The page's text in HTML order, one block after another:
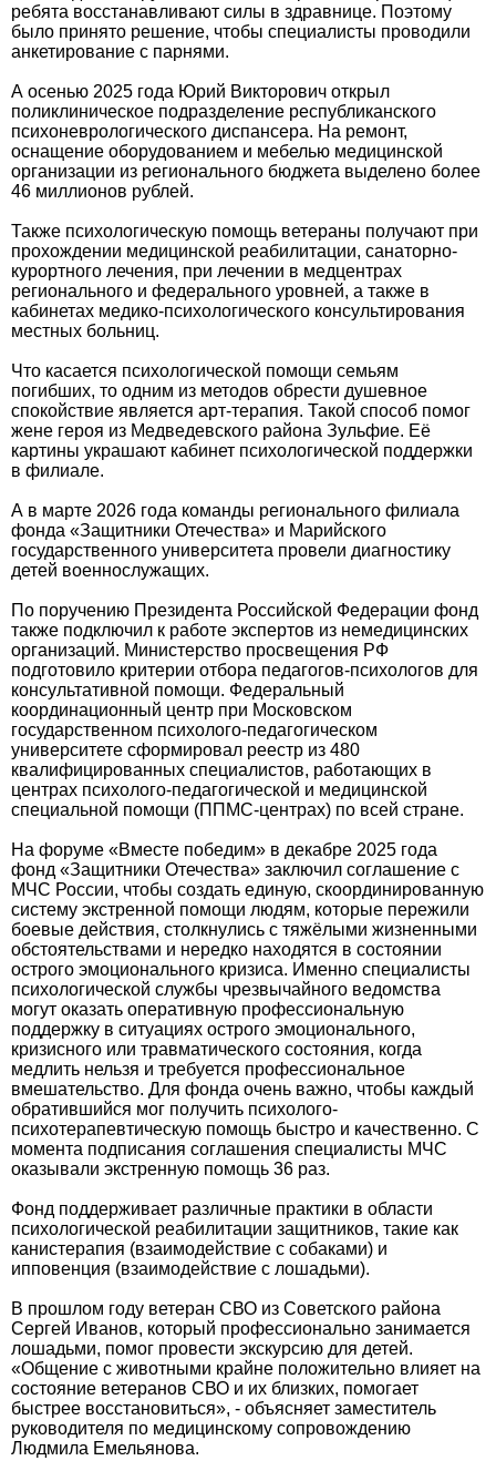
ребята восстанавливают силы в здравнице. Поэтому
было принято решение, чтобы специалисты проводили
анкетирование с парнями.
А осенью 2025 года Юрий Викторович открыл
поликлиническое подразделение республиканского
психоневрологического диспансера. На ремонт,
оснащение оборудованием и мебелью медицинской
организации из регионального бюджета выделено более
46 миллионов рублей.
Также психологическую помощь ветераны получают при
прохождении медицинской реабилитации, санаторно-
курортного лечения, при лечении в медцентрах
регионального и федерального уровней, а также в
кабинетах медико-психологического консультирования
местных больниц.
Что касается психологической помощи семьям
погибших, то одним из методов обрести душевное
спокойствие является арт-терапия. Такой способ помог
жене героя из Медведевского района Зульфие. Её
картины украшают кабинет психологической поддержки
в филиале.
А в марте 2026 года команды регионального филиала
фонда «Защитники Отечества» и Марийского
государственного университета провели диагностику
детей военнослужащих.
По поручению Президента Российской Федерации фонд
также подключил к работе экспертов из немедицинских
организаций. Министерство просвещения РФ
подготовило критерии отбора педагогов-психологов для
консультативной помощи. Федеральный
координационный центр при Московском
государственном психолого-педагогическом
университете сформировал реестр из 480
квалифицированных специалистов, работающих в
центрах психолого-педагогической и медицинской
специальной помощи (ППМС-центрах) по всей стране.
На форуме «Вместе победим» в декабре 2025 года
фонд «Защитники Отечества» заключил соглашение с
МЧС России, чтобы создать единую, скоординированную
систему экстренной помощи людям, которые пережили
боевые действия, столкнулись с тяжёлыми жизненными
обстоятельствами и нередко находятся в состоянии
острого эмоционального кризиса. Именно специалисты
психологической службы чрезвычайного ведомства
могут оказать оперативную профессиональную
поддержку в ситуациях острого эмоционального,
кризисного или травматического состояния, когда
медлить нельзя и требуется профессиональное
вмешательство. Для фонда очень важно, чтобы каждый
обратившийся мог получить психолого-
психотерапевтическую помощь быстро и качественно. С
момента подписания соглашения специалисты МЧС
оказывали экстренную помощь 36 раз.
Фонд поддерживает различные практики в области
психологической реабилитации защитников, такие как
канистерапия (взаимодействие с собаками) и
ипповенция (взаимодействие с лошадьми).
В прошлом году ветеран СВО из Советского района
Сергей Иванов, который профессионально занимается
лошадьми, помог провести экскурсию для детей.
«Общение с животными крайне положительно влияет на
состояние ветеранов СВО и их близких, помогает
быстрее восстановиться», - объясняет заместитель
руководителя по медицинскому сопровождению
Людмила Емельянова.